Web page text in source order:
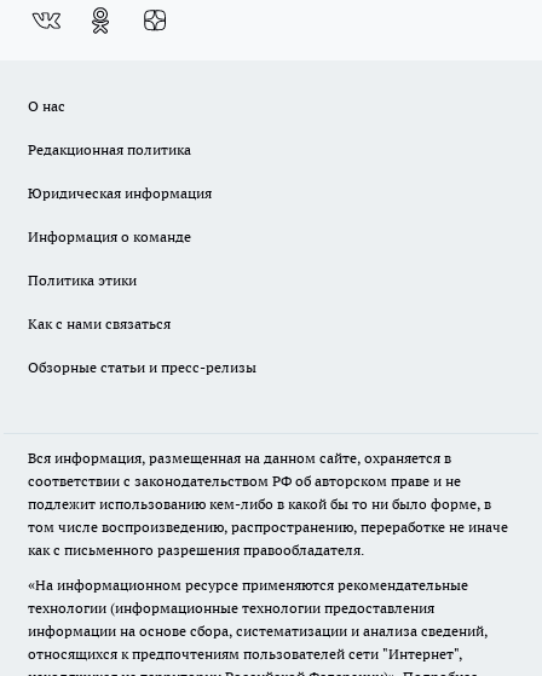
О нас
Редакционная политика
Юридическая информация
Информация о команде
Политика этики
Как с нами связаться
Обзорные статьи и пресс-релизы
Вся информация, размещенная на данном сайте, охраняется в
соответствии с законодательством РФ об авторском праве и не
подлежит использованию кем-либо в какой бы то ни было форме, в
том числе воспроизведению, распространению, переработке не иначе
как с письменного разрешения правообладателя.
«На информационном ресурсе применяются рекомендательные
технологии (информационные технологии предоставления
информации на основе сбора, систематизации и анализа сведений,
относящихся к предпочтениям пользователей сети "Интернет",